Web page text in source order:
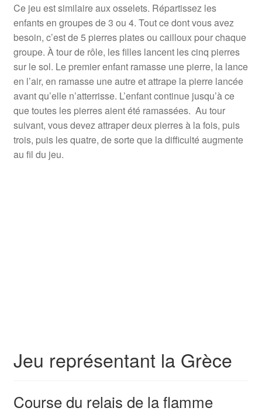
Ce jeu est similaire aux osselets. Répartissez les
enfants en groupes de 3 ou 4. Tout ce dont vous avez
besoin, c’est de 5 pierres plates ou cailloux pour chaque
groupe. À tour de rôle, les filles lancent les cinq pierres
sur le sol. Le premier enfant ramasse une pierre, la lance
en l’air, en ramasse une autre et attrape la pierre lancée
avant qu’elle n’atterrisse. L’enfant continue jusqu’à ce
que toutes les pierres aient été ramassées. Au tour
suivant, vous devez attraper deux pierres à la fois, puis
trois, puis les quatre, de sorte que la difficulté augmente
au fil du jeu.
Jeu représentant la Grèce
Course du relais de la flamme